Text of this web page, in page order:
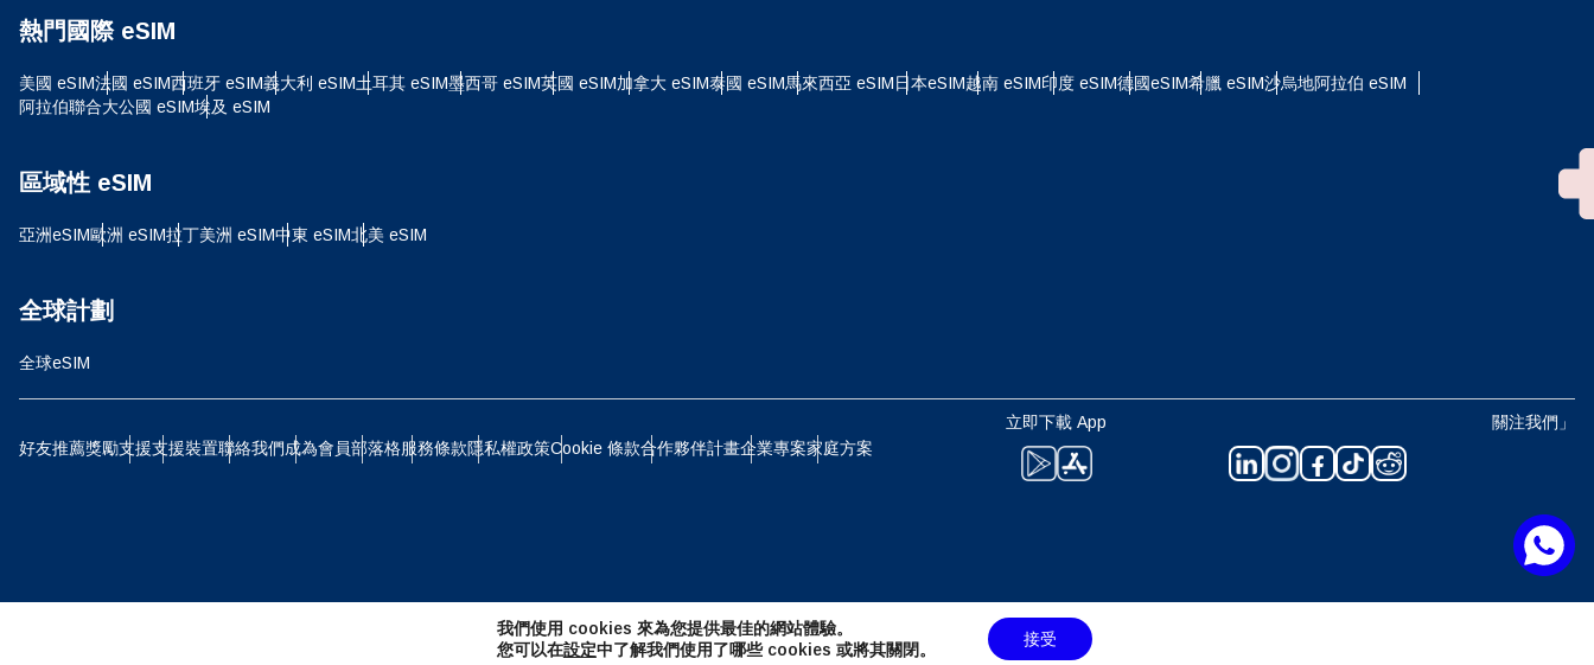
熱門國際 eSIM
美國 eSIM法國 eSIM西班牙 eSIM義大利 eSIM土耳其 eSIM墨西哥 eSIM英國 eSIM加拿大 eSIM泰國 eSIM馬來西亞 eSIM日本eSIM越南 eSIM印度 eSIM德國eSIM希臘 eSIM沙烏地阿拉伯 eSIM
阿拉伯聯合大公國 eSIM埃及 eSIM
區域性 eSIM
亞洲eSIM歐洲 eSIM拉丁美洲 eSIM中東 eSIM北美 eSIM
全球計劃
全球eSIM
好友推薦獎勵支援支援裝置聯絡我們成為會員部落格服務條款隱私權政策Cookie 條款合作夥伴計畫企業專案家庭方案
立即下載 App 關注我們」
English Español
Polski
简体中文 繁體中文
CAD - 加幣 GBP - 英鎊
CHF - 瑞士法郎 NZD - 紐西蘭元
我們使用 cookies 來為您提供最佳的網站體驗。
您可以在設定中了解我們使用了哪些 cookies 或將其關閉。
接受